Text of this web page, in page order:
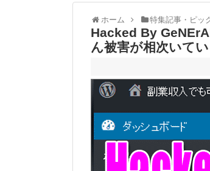
ホーム 特集記事・ピッ
Hacked By
ん被害が相次いて